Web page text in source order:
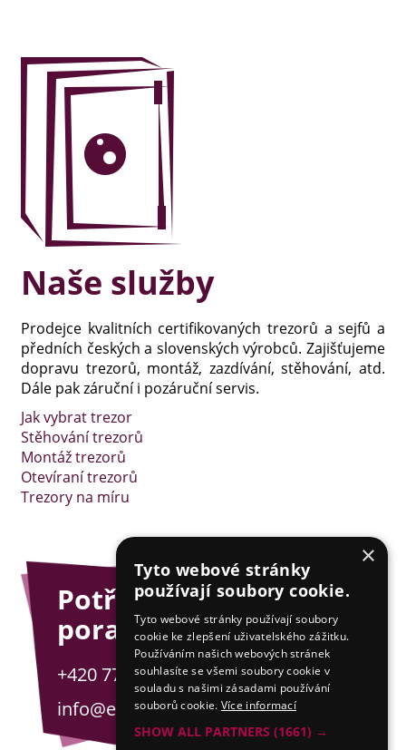
Naše služby
Prodejce kvalitních certifikovaných trezorů a sejfů a
předních českých a slovenských výrobců. Zajišťujeme
dopravu trezorů, montáž, zazdívání, stěhování, atd.
Dále pak záruční i pozáruční servis.
Jak vybrat trezor
Stěhování trezorů
Montáž trezorů
Otevíraní trezorů
Trezory na míru
Potřebujete
poradit?
+420 775 201 001
info@esejfy.net
×
Tyto webové stránky
používají soubory cookie.
Tyto webové stránky používají soubory
cookie ke zlepšení uživatelského zážitku.
Používáním našich webových stránek
souhlasíte se všemi soubory cookie v
souladu s našimi zásadami používání
souborů cookie. Více informací
SHOW ALL PARTNERS (1661) →